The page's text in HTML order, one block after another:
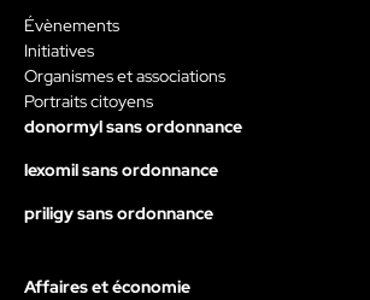
Évènements
Initiatives
Organismes et associations
Portraits citoyens
donormyl sans ordonnance
lexomil sans ordonnance
priligy sans ordonnance
Affaires et économie